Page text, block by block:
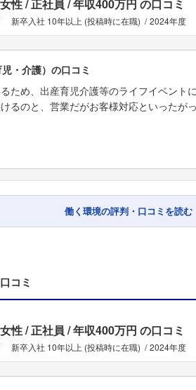
性 正社員 年収400万円 の口コミ
新卒入社 10年以上 (投稿時に在職) 2024年度
・介護）の口コミ
ため、出産育児介護等のライフイベント
るのと、営業だがお客様対応といったが
働く環境の評判・口コミを読む
コミ
性 正社員 年収400万円 の口コミ
新卒入社 10年以上 (投稿時に在職) 2024年度